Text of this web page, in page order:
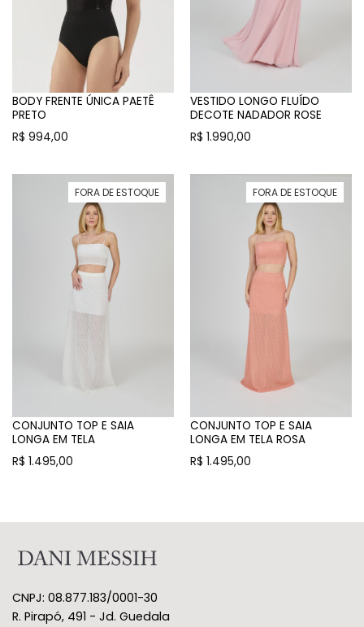
BODY FRENTE ÚNICA PAETÊ
PRETO
R$ 994,00
VESTIDO LONGO FLUÍDO
DECOTE NADADOR ROSE
R$ 1.990,00
FORA DE ESTOQUE
CONJUNTO TOP E SAIA
LONGA EM TELA
R$ 1.495,00
FORA DE ESTOQUE
CONJUNTO TOP E SAIA
LONGA EM TELA ROSA
R$ 1.495,00
CNPJ: 08.877.183/0001-30
R. Pirapó, 491 - Jd. Guedala